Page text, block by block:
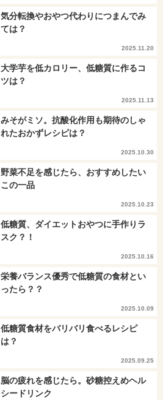
気分転換やおやつ代わりにつまんでみ
ては？
2025.11.20
大学芋を低カロリー、低糖質に作るコ
ツは？
2025.11.13
みそがミソ。抗酸化作用も期待のしゃ
れたおかずレシピは？
2025.10.30
野菜不足を感じたら、おすすめしたい
この一品
2025.10.23
低糖質、ダイエットおやつに手作りラ
スク？！
2025.10.16
栄養バランス優秀で低糖質の食材とい
ったら？？
2025.10.09
低糖質食材をバリバリ食べるレシピ
は？
2025.09.25
脳の疲れを感じたら。砂糖控えめヘル
シードリンク